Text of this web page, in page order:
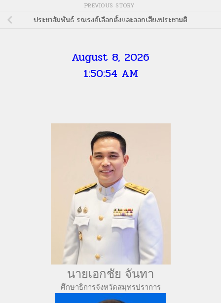
PREVIOUS STORY
ประชาสัมพันธ์ รณรงค์เลือกตั้งและออกเสียงประชามติ
August 8, 2026
1:50:56 AM
นายเอกชัย จันทา
ศึกษาธิการจังหวัดสมุทรปราการ